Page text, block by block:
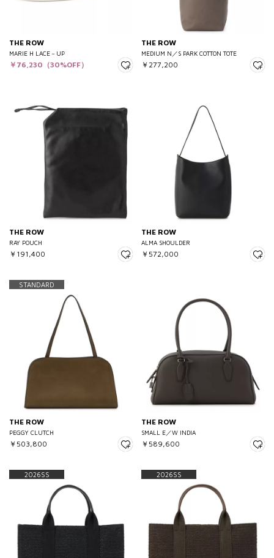
THE ROW
MARIE H LACE－UP
￥76,230（30%OFF）
THE ROW
MEDIUM N／S PARK COTTON TOTE
￥277,200
THE ROW
RAY POUCH
￥191,400
THE ROW
ALMA SHOULDER
￥572,000
STANDARD
THE ROW
PEGGY CLUTCH
￥503,800
THE ROW
SMALL E／W INDIA
￥589,600
2026SS 2026SS